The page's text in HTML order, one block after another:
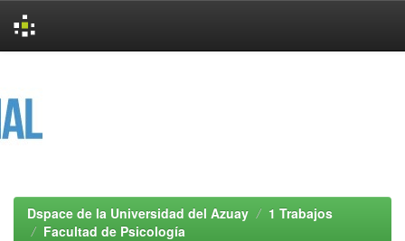
Dspace de la Universidad del Azuay
1 Trabajos
Facultad de Psicología